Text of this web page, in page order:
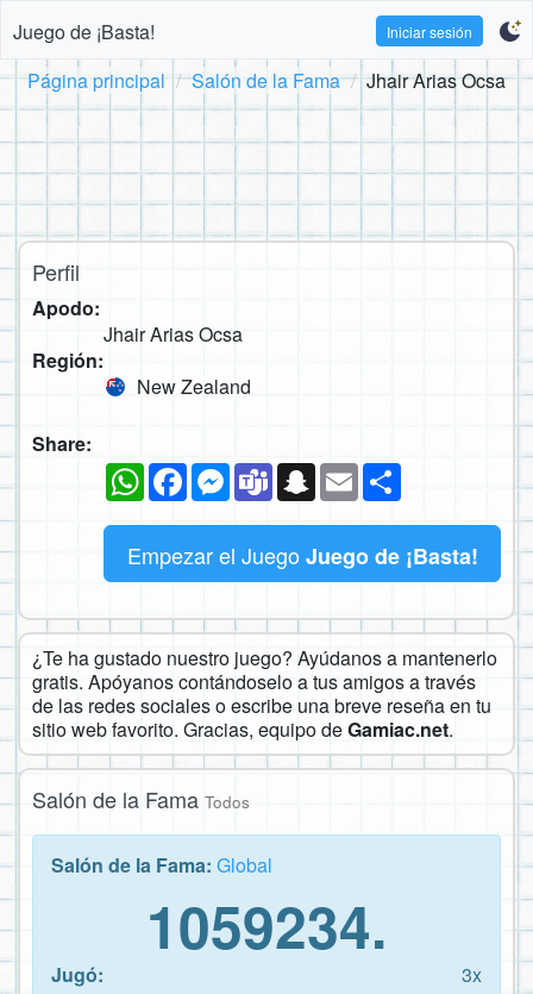
Juego de ¡Basta! Iniciar sesión
Página principal Salón de la Fama Jhair Arias Ocsa
Perfil
Apodo:
Jhair Arias Ocsa
Región:
New Zealand
Share:
WhatsAppFacebookMessenger
TeamsSnapchat
Email
Empezar el Juego Juego de ¡Basta!
¿Te ha gustado nuestro juego? Ayúdanos a mantenerlo
gratis. Apóyanos contándoselo a tus amigos a través
de las redes sociales o escribe una breve reseña en tu
sitio web favorito. Gracias, equipo deGamiac.net.
Salón de la Fama Todos
Salón de la Fama: Global
1059234.
Jugó:
3x